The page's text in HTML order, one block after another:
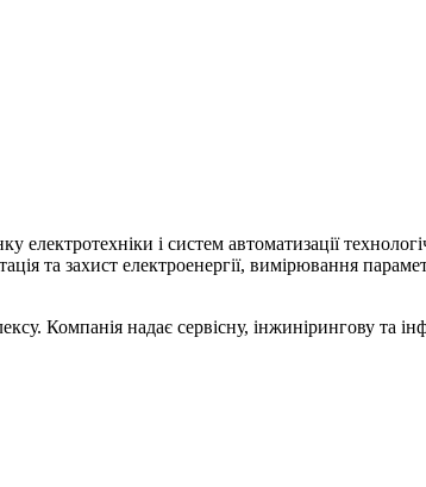
і систем автоматизації
та захист електроенергії, вимірювання
Компанія надає сервісну, інжинірингову та